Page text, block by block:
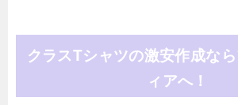
クラスTシャツの激安作成な
ィアへ！